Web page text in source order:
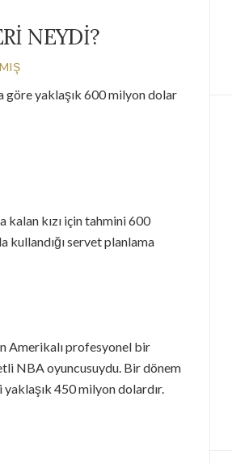
NEYDI?
göre yaklaşık 600 milyon dolar
kalan kızı için tahmini 600
kullandığı servet planlama
Amerikalı profesyonel bir
NBA oyuncusuydu. Bir dönem
yaklaşık 450 milyon dolardır.